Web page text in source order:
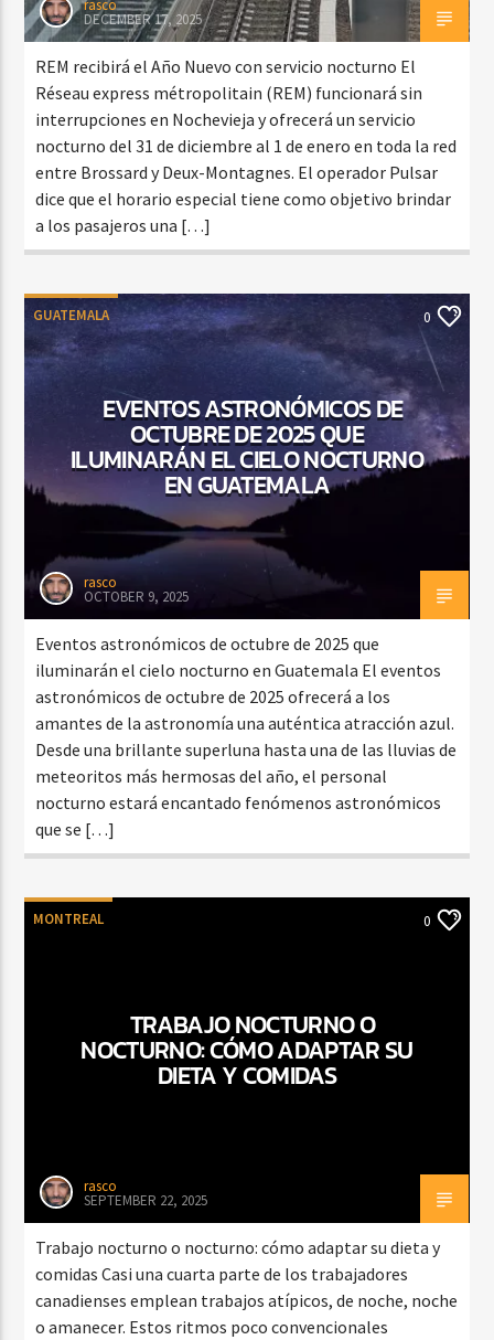
rasco
DECEMBER 17, 2025
REM recibirá el Año Nuevo con servicio nocturno El
Réseau express métropolitain (REM) funcionará sin
interrupciones en Nochevieja y ofrecerá un servicio
nocturno del 31 de diciembre al 1 de enero en toda la red
entre Brossard y Deux-Montagnes. El operador Pulsar
dice que el horario especial tiene como objetivo brindar
a los pasajeros una […]
GUATEMALA 0
EVENTOS ASTRONÓMICOS DE
OCTUBRE DE 2025 QUE
ILUMINARÁN EL CIELO NOCTURNO
EN GUATEMALA
rasco
OCTOBER 9, 2025
Eventos astronómicos de octubre de 2025 que
iluminarán el cielo nocturno en Guatemala El eventos
astronómicos de octubre de 2025 ofrecerá a los
amantes de la astronomía una auténtica atracción azul.
Desde una brillante superluna hasta una de las lluvias de
meteoritos más hermosas del año, el personal
nocturno estará encantado fenómenos astronómicos
que se […]
MONTREAL 0
TRABAJO NOCTURNO O
NOCTURNO: CÓMO ADAPTAR SU
DIETA Y COMIDAS
rasco
SEPTEMBER 22, 2025
Trabajo nocturno o nocturno: cómo adaptar su dieta y
comidas Casi una cuarta parte de los trabajadores
canadienses emplean trabajos atípicos, de noche, noche
o amanecer. Estos ritmos poco convencionales